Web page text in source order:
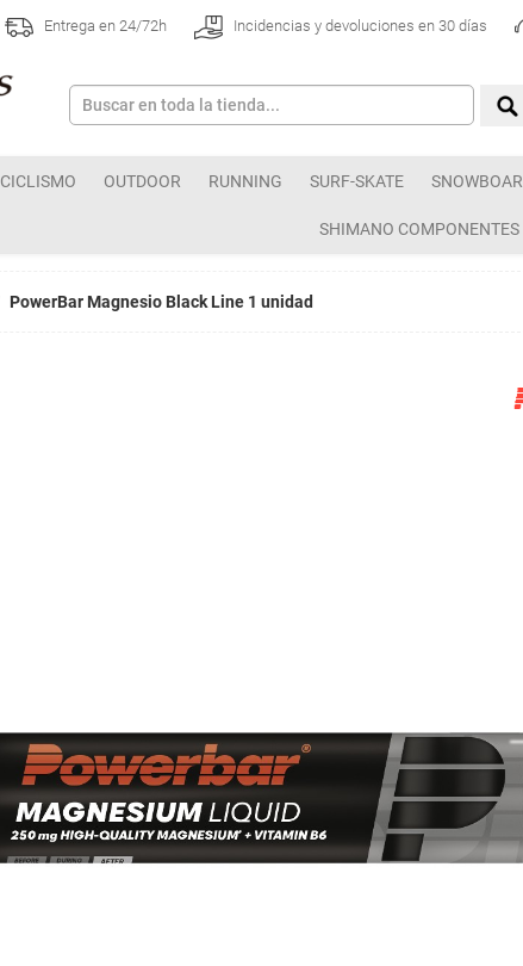
Entrega en 24/72h Incidencias y devoluciones en 30 días
CICLISMO OUTDOOR RUNNING SURF-SKATE
SHIMANO COMPONENTES
PowerBar Magnesio Black Line 1 unidad